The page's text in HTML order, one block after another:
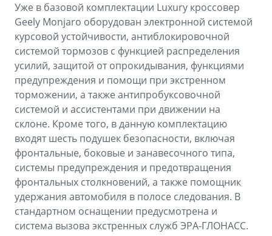
Уже в базовой комплектации Luxury кроссовер
Geely Monjaro оборудован электронной системой
курсовой устойчивости, антиблокировочной
системой тормозов с функцией распределения
усилий, защитой от опрокидывания, функциями
предупреждения и помощи при экстренном
торможении, а также антипробуксовочной
системой и ассистентами при движении на
склоне. Кроме того, в данную комплектацию
входят шесть подушек безопасности, включая
фронтальные, боковые и занавесочного типа,
системы предупреждения и предотвращения
фронтальных столкновений, а также помощник
удержания автомобиля в полосе следования. В
стандартном оснащении предусмотрена и
система вызова экстренных служб ЭРА-ГЛОНАСС.